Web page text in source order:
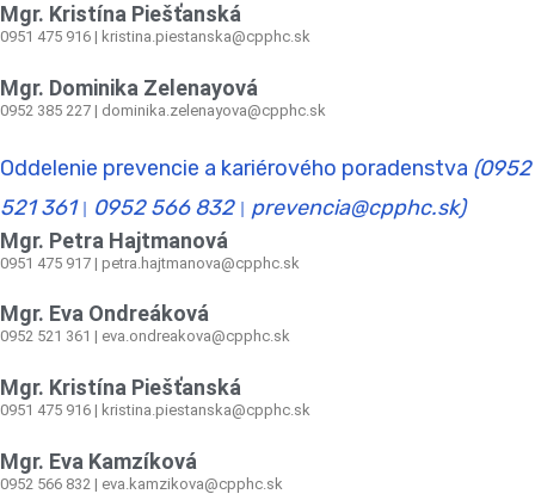
Mgr. Kristína Piešťanská
0951 475 916 | kristina.piestanska@cpphc.sk
Mgr. Dominika Zelenayová
0952 385 227 | dominika.zelenayova@cpphc.sk
Oddelenie prevencie a kariérového poradenstva (0952
521 361
0952 566 832 prevencia@cpphc.sk)
Mgr. Petra Hajtmanová
0951 475 917 | petra.hajtmanova@cpphc.sk
Mgr. Eva Ondreáková
0952 521 361 | eva.ondreakova@cpphc.sk
Mgr. Kristína Piešťanská
0951 475 916 | kristina.piestanska@cpphc.sk
Mgr. Eva Kamzíková
0952 566 832 | eva.kamzikova@cpphc.sk